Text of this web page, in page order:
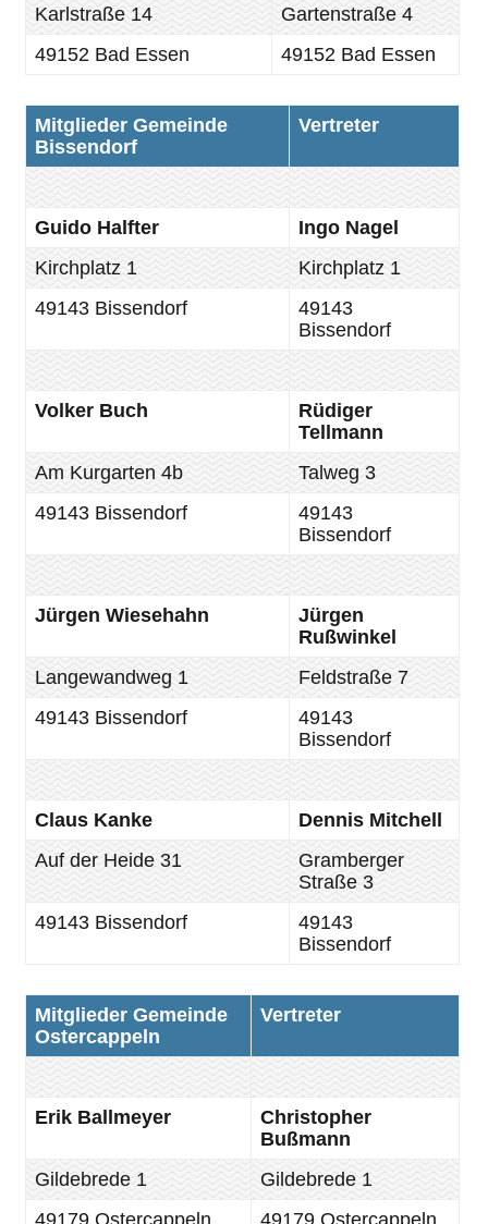
Karlstraße 14
Gartenstraße 4
49152 Bad Essen
49152 Bad Essen
Mitglieder Gemeinde
Bissendorf
Vertreter
Guido Halfter
Ingo Nagel
Kirchplatz 1
Kirchplatz 1
49143 Bissendorf
49143
Bissendorf
Volker Buch
Rüdiger
Tellmann
Am Kurgarten 4b
Talweg 3
49143 Bissendorf
49143
Bissendorf
Jürgen Wiesehahn
Jürgen
Rußwinkel
Langewandweg 1
Feldstraße 7
49143 Bissendorf
49143
Bissendorf
Claus Kanke
Dennis Mitchell
Auf der Heide 31
Gramberger
Straße 3
49143 Bissendorf
49143
Bissendorf
Mitglieder Gemeinde
Ostercappeln
Vertreter
Erik Ballmeyer
Christopher
Bußmann
Gildebrede 1
Gildebrede 1
49179 Ostercappeln
49179 Ostercappeln